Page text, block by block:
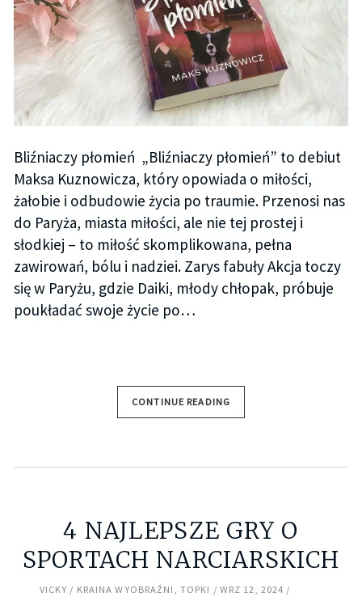
Bliźniaczy płomień „Bliźniaczy płomień” to debiut
Maksa Kuznowicza, który opowiada o miłości,
żałobie i odbudowie życia po traumie. Przenosi nas
do Paryża, miasta miłości, ale nie tej prostej i
słodkiej – to miłość skomplikowana, pełna
zawirowań, bólu i nadziei. Zarys fabuły Akcja toczy
się w Paryżu, gdzie Daiki, młody chłopak, próbuje
poukładać swoje życie po…
CONTINUE READING
4 NAJLEPSZE GRY O
SPORTACH NARCIARSKICH
VICKY KRAINA WYOBRAŹNI , TOPKI
WRZ 12, 2024